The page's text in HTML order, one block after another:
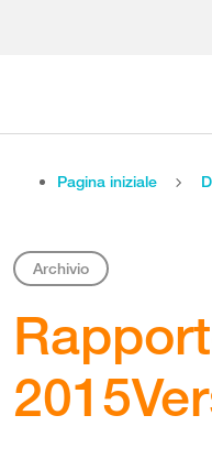
Pagina iniziale
Archivio